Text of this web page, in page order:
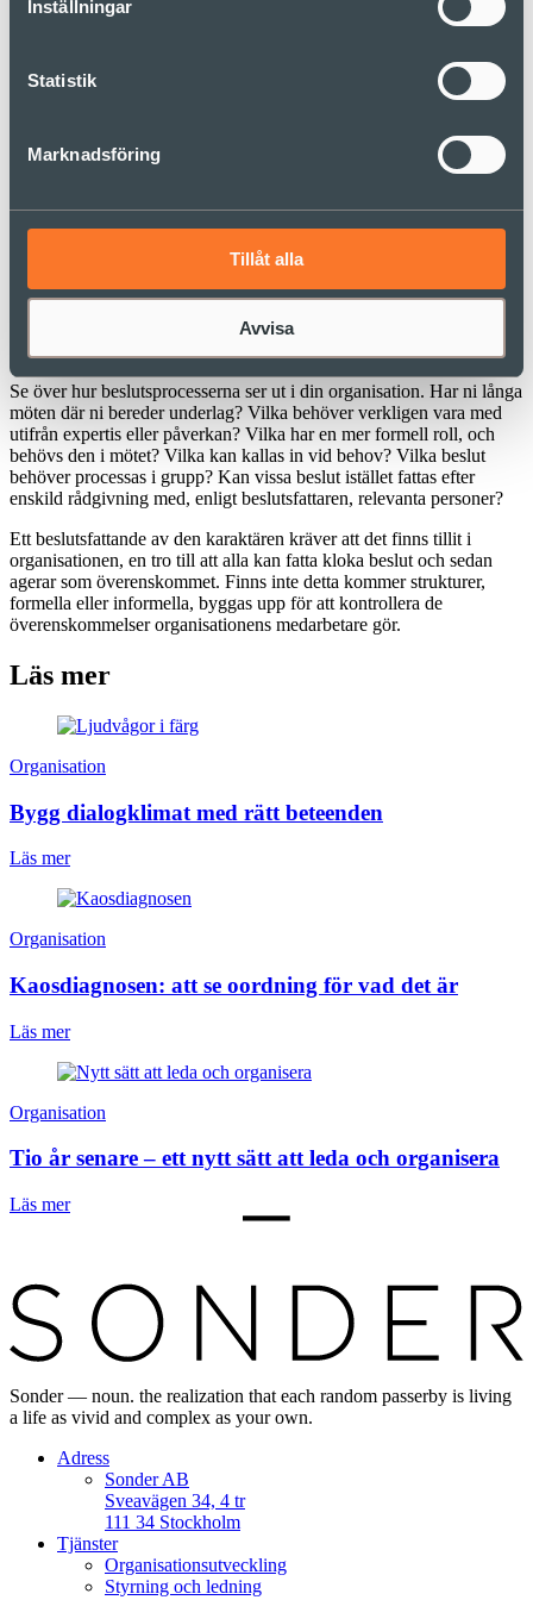
Inställningar
Statistik
Marknadsföring
Tillåt alla
Avvisa
det inte behövs. En princip kan exempelvis vara att då fråga efter
synpunkter hos minst två (och inte fler) personer beslutet berör.
Ta beslut närmre den verksamhet som
En komplex och exponentiellt föränderlig omvärld kräver snabbare
ger din organisation en bättre reaktionsförmåga. Utgå från att beslut
ska fattas där kunskapen om den berörda verksamheten finns, och
att helhetssynen skapas via bredare rådsökande i stället för ett
ledningsgruppsperspektiv.
Skilj på beredning och beslut
Se över hur beslutsprocesserna ser ut i din organisation. Har ni långa
möten där ni bereder underlag? Vilka behöver verkligen vara med
utifrån expertis eller påverkan? Vilka har en mer formell roll, och
behövs den i mötet? Vilka kan kallas in vid behov? Vilka beslut
behöver processas i grupp? Kan vissa beslut istället fattas efter
enskild rådgivning med, enligt beslutsfattaren, relevanta personer?
Ett beslutsfattande av den karaktären kräver att det finns tillit i
organisationen, en tro till att alla kan fatta kloka beslut och sedan
agerar som överenskommet. Finns inte detta kommer strukturer,
formella eller informella, byggas upp för att kontrollera de
överenskommelser organisationens medarbetare gör.
Läs mer
Organisation
Bygg dialogklimat med rätt beteenden
Läs mer
Organisation
Kaosdiagnosen: att se oordning för vad det är
Läs mer
Organisation
Tio år senare – ett nytt sätt att leda och organisera
Läs mer
Sonder — noun. the realization that each random passerby is living
a life as vivid and complex as your own.
Adress
Sonder AB
Sveavägen 34, 4 tr
111 34 Stockholm
Tjänster
Organisationsutveckling
Styrning och ledning